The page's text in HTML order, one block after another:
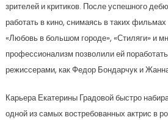
зрителей и критиков. После успешного
работать в кино, снимаясь в таких
«Любовь в большом городе», «Стиляги» и
профессионализм позволили ей
режиссерами, как Федор Бондарчук и
Карьера Екатерины Градовой быстро
одной из самых востребованных актрис в